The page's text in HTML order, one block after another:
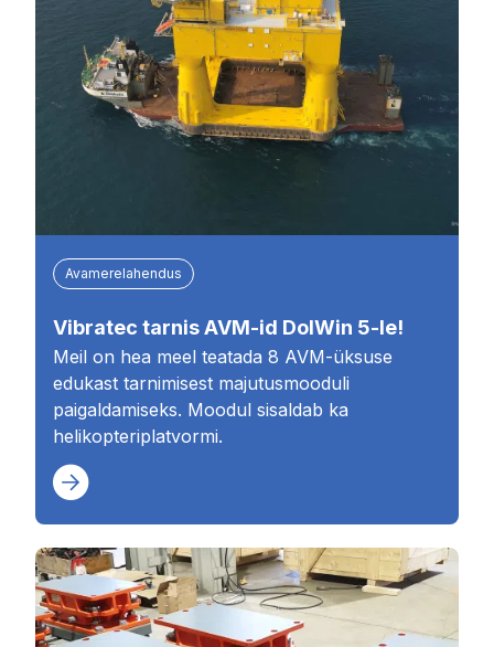
Avamerelahendus
Vibratec tarnis AVM-id DolWin 5-le!
Meil on hea meel teatada 8 AVM-üksuse
edukast tarnimisest majutusmooduli
paigaldamiseks. Moodul sisaldab ka
helikopteriplatvormi.